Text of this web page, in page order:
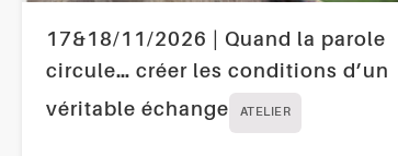
17&18/11/2026 | Quand la parole
circule… créer les conditions d’un
véritable échange
ATELIER